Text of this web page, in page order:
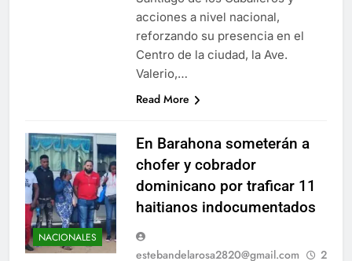
acciones a nivel nacional,
reforzando su presencia en el
Centro de la ciudad, la Ave.
Valerio,…
Read More
NACIONALES
En Barahona someterán a
chofer y cobrador
dominicano por traficar 11
haitianos indocumentados
estebandelarosa2820@gmail.com
2